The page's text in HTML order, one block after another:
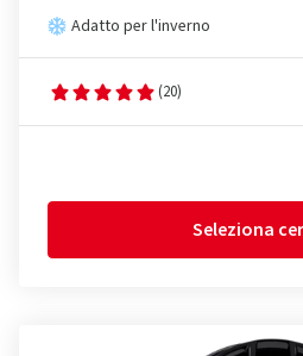
Adatto per l'inverno
(20)
Seleziona